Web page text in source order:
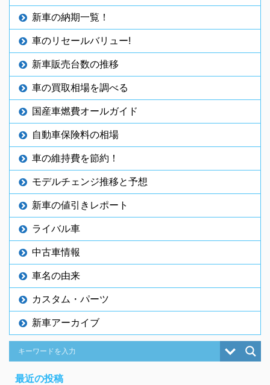
新車の納期一覧！
車のリセールバリュー!
新車販売台数の推移
車の買取相場を調べる
国産車燃費オールガイド
自動車保険料の相場
車の維持費を節約！
モデルチェンジ推移と予想
新車の値引きレポート
ライバル車
中古車情報
車名の由来
カスタム・パーツ
新車アーカイブ
最近の投稿